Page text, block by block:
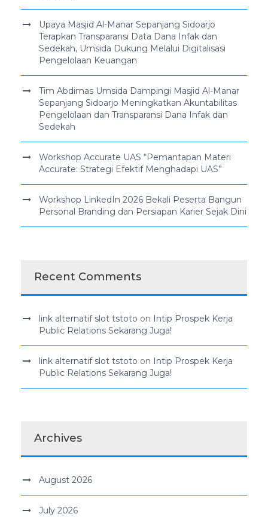
Upaya Masjid Al-Manar Sepanjang Sidoarjo
Terapkan Transparansi Data Dana Infak dan
Sedekah, Umsida Dukung Melalui Digitalisasi
Pengelolaan Keuangan
Tim Abdimas Umsida Dampingi Masjid Al-Manar
Sepanjang Sidoarjo Meningkatkan Akuntabilitas
Pengelolaan dan Transparansi Dana Infak dan
Sedekah
Workshop Accurate UAS “Pemantapan Materi
Accurate: Strategi Efektif Menghadapi UAS”
Workshop LinkedIn 2026 Bekali Peserta Bangun
Personal Branding dan Persiapan Karier Sejak Dini
Recent Comments
link alternatif slot tstoto on Intip Prospek Kerja
Public Relations Sekarang Juga!
link alternatif slot tstoto on Intip Prospek Kerja
Public Relations Sekarang Juga!
Archives
August 2026
July 2026